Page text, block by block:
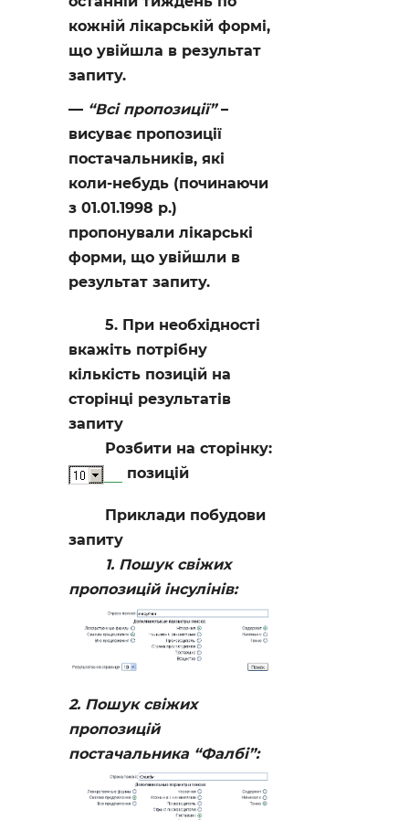
кожній лікарській формі,
що увійшла в результат
запиту.
“Всі пропозиції”–
висуває пропозиції
постачальників, які
коли-небудь (починаючи
з 01.01.1998 р.)
пропонували лікарські
форми, що увійшли в
результат запиту.
5. При необхідності
вкажіть потрібну
кількість позицій на
сторінці результатів
запиту
Розбити на сторінку:
позицій
Приклади побудови
запиту
1. Пошук свіжих
пропозицій інсулінів:
2. Пошук свіжих
пропозицій
постачальника “Фалбі”: